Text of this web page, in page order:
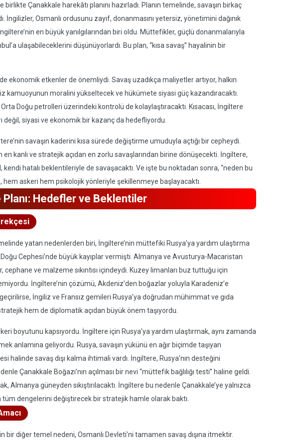
birlikte Çanakkale harekâtı planını hazırladı. Planın temelinde, savaşın birkaç
İngilizler, Osmanlı ordusunu zayıf, donanmasını yetersiz, yönetimini dağınık
en büyük yanılgılarından biri oldu. Müttefikler, güçlü donanmalarıyla
ulaşabileceklerini düşünüyorlardı. Bu plan, “kısa savaş” hayalinin bir
ekonomik etkenler de önemliydi. Savaş uzadıkça maliyetler artıyor, halkın
kamuoyunun moralini yükseltecek ve hükümete siyasi güç kazandıracaktı.
Orta Doğu petrolleri üzerindeki kontrolü de kolaylaştıracaktı. Kısacası, İngiltere
değil, siyasi ve ekonomik bir kazanç da hedefliyordu.
savaşın kaderini kısa sürede değiştirme umuduyla açtığı bir cepheydi.
kanlı ve stratejik açıdan en zorlu savaşlarından birine dönüşecekti. İngiltere,
kendi hatalı beklentileriyle de savaşacaktı. Ve işte bu noktadan sonra, “neden bu
hem askeri hem psikolojik yönleriyle şekillenmeye başlayacaktı.
Hedefler ve Beklentiler
yatan nedenlerden biri, İngiltere’nin müttefiki Rusya’ya yardım ulaştırma
Cephesi’nde büyük kayıplar vermişti. Almanya ve Avusturya-Macaristan
cephane ve malzeme sıkıntısı içindeydi. Kuzey limanları buz tuttuğu için
İngiltere’nin çözümü, Akdeniz’den boğazlar yoluyla Karadeniz’e
İngiliz ve Fransız gemileri Rusya’ya doğrudan mühimmat ve gıda
hem de diplomatik açıdan büyük önem taşıyordu.
boyutunu kapsıyordu. İngiltere için Rusya’ya yardım ulaştırmak, aynı zamanda
anlamına geliyordu. Rusya, savaşın yükünü en ağır biçimde taşıyan
halinde savaş dışı kalma ihtimali vardı. İngiltere, Rusya’nın desteğini
Çanakkale Boğazı’nın açılması bir nevi “müttefik bağlılığı testi” haline geldi.
Almanya güneyden sıkıştırılacaktı. İngiltere bu nedenle Çanakkale’ye yalnızca
tüm dengelerini değiştirecek bir stratejik hamle olarak baktı.
bir diğer temel nedeni, Osmanlı Devleti’ni tamamen savaş dışına itmektir.